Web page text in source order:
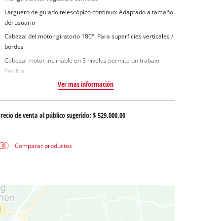
sucias
agua limpia
pozos
Larguero de guiado telescópico continuo: Adaptado a tamaño
del usuario
Cabezal del motor giratorio 180°: Para superficies verticales /
bordes
Cabezal motor inclinable en 3 niveles permite un trabajo
flexible
Ver mas información
de venta al público sugerido: $ 529.000,00
Comparar productos